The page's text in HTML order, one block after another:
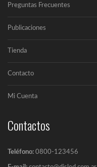
Preguntas Frecuentes
Publicaciones
Tienda
Contacto
Mi Cuenta
Contactos
Teléfono: 0800-123456